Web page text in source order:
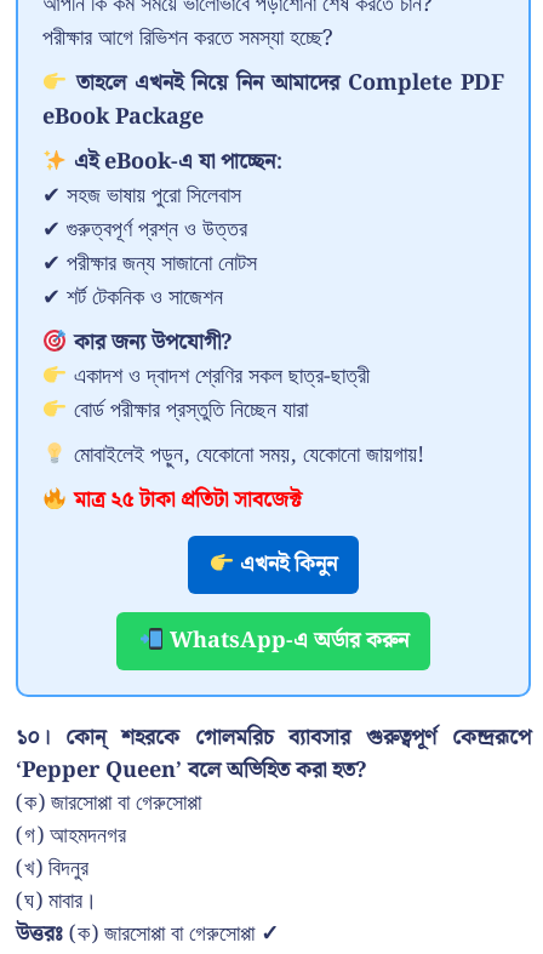
পরীক্ষার আগে রিভিশন করতে সমস্যা হচ্ছে?
তাহলে এখনই নিয়ে নিন আমাদের Complete PDF
eBook Package
এই eBook-এ যা পাচ্ছেন:
✔ সহজ ভাষায় পুরো সিলেবাস
✔ গুরুত্বপূর্ণ প্রশ্ন ও উত্তর
✔ পরীক্ষার জন্য সাজানো নোটস
✔ শর্ট টেকনিক ও সাজেশন
কার জন্য উপযোগী?
একাদশ ও দ্বাদশ শ্রেণির সকল ছাত্র-ছাত্রী
বোর্ড পরীক্ষার প্রস্তুতি নিচ্ছেন যারা
মোবাইলেই পড়ুন, যেকোনো সময়, যেকোনো জায়গায়!
মাত্র ২৫ টাকা প্রতিটা সাবজেক্ট
এখনই কিনুন
WhatsApp-এ অর্ডার করুন
১০। কোন্ শহরকে গোলমরিচ ব্যাবসার গুরুত্বপূর্ণ কেন্দ্ররূপে
‘Pepper Queen’ বলে অভিহিত করা হত?
(ক) জারসোপ্পা বা গেরুসোপ্পা
(গ) আহমদনগর
(খ) বিদনুর
(ঘ) মাবার।
উত্তরঃ(ক) জারসোপ্পা বা গেরুসোপ্পা ✓